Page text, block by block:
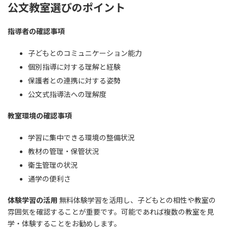
公文教室選びのポイント
指導者の確認事項
子どもとのコミュニケーション能力
個別指導に対する理解と経験
保護者との連携に対する姿勢
公文式指導法への理解度
教室環境の確認事項
学習に集中できる環境の整備状況
教材の管理・保管状況
衛生管理の状況
通学の便利さ
体験学習の活用 無料体験学習を活用し、子どもとの相性や教室の
雰囲気を確認することが重要です。可能であれば複数の教室を見
学・体験することをお勧めします。